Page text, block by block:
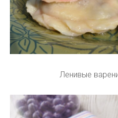
Ленивые